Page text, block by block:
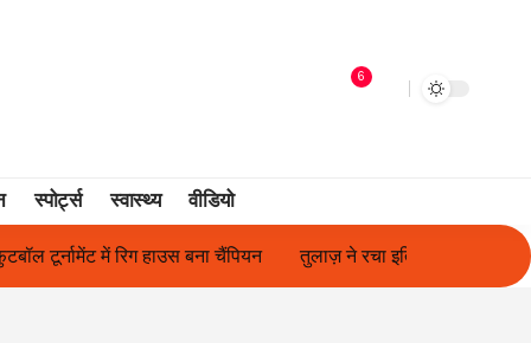
6
स्पोर्ट्स स्वास्थ्य वीडियो
तुलाज़ ने रचा इतिहास, संस्थान से बना विश्वविद्यालय फिल्म अभिनेत्री